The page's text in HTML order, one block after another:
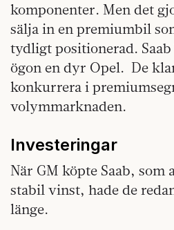
komponenter. Men det
sälja in en premiumbil
tydligt positionerad.
ögon en dyr Opel. De
konkurrera i
volymmarknaden.
Investeringar
När GM köpte Saab, som
stabil vinst, hade de
länge.